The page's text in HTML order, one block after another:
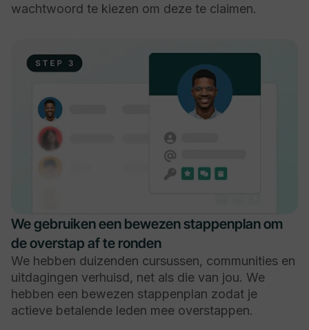
wachtwoord te kiezen om deze te claimen.
We gebruiken een bewezen stappenplan om
de overstap af te ronden
We hebben duizenden cursussen, communities en
uitdagingen verhuisd, net als die van jou. We
hebben een bewezen stappenplan zodat je
actieve betalende leden mee overstappen.